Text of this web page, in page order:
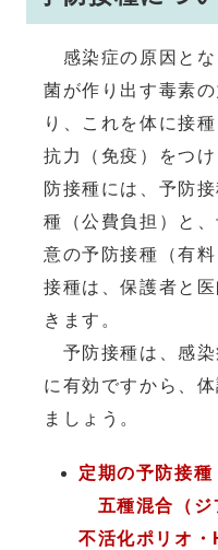
感染症の原因とな
菌が作り出す毒素
り、これを体に接
抗力（免疫）をつ
防接種には、予防
種（公費負担）と
意の予防接種（有
接種は、保護者と
きます。
予防接種は、感染
に有効ですから、
ましょう。
定期の予防接種
五種混合（ジ
不活化ポリオ